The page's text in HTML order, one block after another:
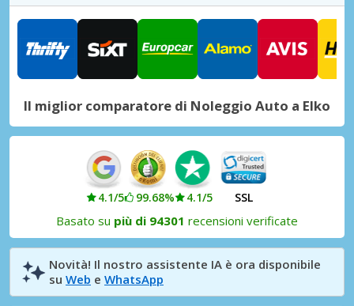
Il miglior comparatore di Noleggio Auto a Elko
4.1/5 99.68% 4.1/5 SSL
Basato su più di 94301 recensioni verificate
Novità! Il nostro assistente IA è ora disponibile
su Web e WhatsApp